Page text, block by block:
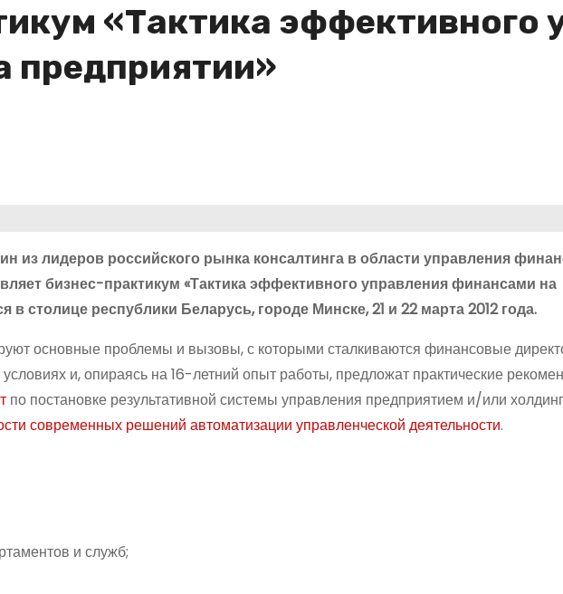
«Тактика эффективного
предприятии»
из лидеров российского рынка консалтинга в области управления
бизнес-практикум «Тактика эффективного управления финансами на
в столице республики Беларусь, городе Минске, 21 и 22 марта 2012 года.
основные проблемы и вызовы, с которыми сталкиваются финансовые
и, опираясь на 16-летний опыт работы, предложат практические
по постановке результативной системы управления предприятием и/или
современных решений автоматизации управленческой деятельности.
и служб;